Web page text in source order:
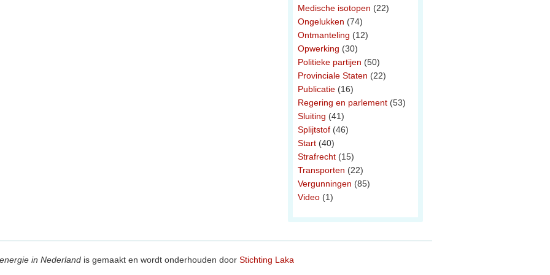
Medische isotopen (22)
Ongelukken (74)
Ontmanteling (12)
Opwerking (30)
Politieke partijen (50)
Provinciale Staten (22)
Publicatie (16)
Regering en parlement (53)
Sluiting (41)
Splijtstof (46)
Start (40)
Strafrecht (15)
Transporten (22)
Vergunningen (85)
Video (1)
in Nederland is gemaakt en wordt onderhouden door Stichting Laka